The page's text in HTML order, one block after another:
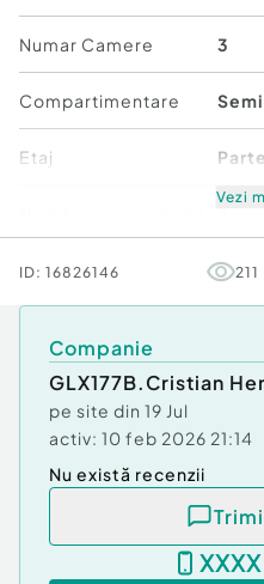
Confort:1
Tip imobil:Bloc de
Număr Băi: 2
Posibilitate parcare: Da
Nr. locuri parcare:
Numar Camere 3
Compartimentare
Etaj
Stare Bună
Vezi
ID: 16826146 211
Companie
GLX177B.Cristian
pe site din 19 Jul
activ: 10 feb 2026 21:14
Nu există recenzii